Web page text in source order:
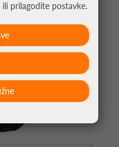
ili prilagodite postavke.